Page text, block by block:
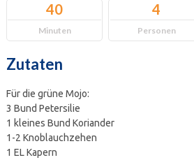
40
Minuten
4
Personen
Zutaten
Für die grüne Mojo:
3 Bund Petersilie
1 kleines Bund Koriander
1-2 Knoblauchzehen
1 EL Kapern